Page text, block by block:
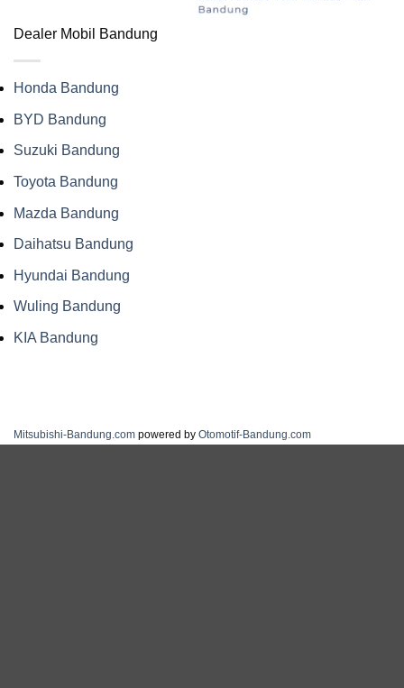
Dealer Mobil Bandung
Honda Bandung
BYD Bandung
Suzuki Bandung
Toyota Bandung
Mazda Bandung
Daihatsu Bandung
Hyundai Bandung
Wuling Bandung
KIA Bandung
Mitsubishi-Bandung.com powered by Otomotif-Bandung.com